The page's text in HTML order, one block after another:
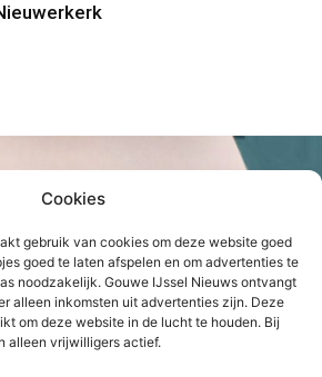
Cookies
gebruik van cookies om deze website goed
goed te laten afspelen en om advertenties te
noodzakelijk. Gouwe IJssel Nieuws ontvangt
alleen inkomsten uit advertenties zijn. Deze
om deze website in de lucht te houden. Bij
alleen vrijwilligers actief.